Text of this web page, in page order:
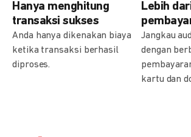
Hanya menghitung
transaksi sukses
Anda hanya dikenakan biaya
ketika transaksi berhasil
diproses.
Lebih
Jangkau
dengan
kartu dan